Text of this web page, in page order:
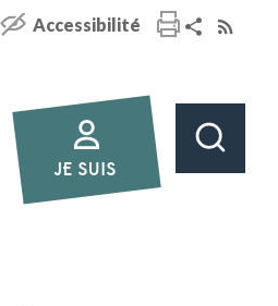
Accessibilité
JE SUIS